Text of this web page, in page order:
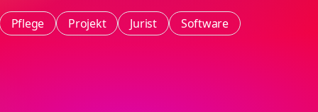
Pflege Projekt Jurist
Software